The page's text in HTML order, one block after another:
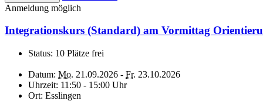
Anmeldung möglich
Integrationskurs (Standard) am Vormittag
Status: 10 Plätze frei
Datum: Mo. 21.09.2026 - Fr. 23.10.2026
Uhrzeit: 11:50 - 15:00 Uhr
Ort: Esslingen